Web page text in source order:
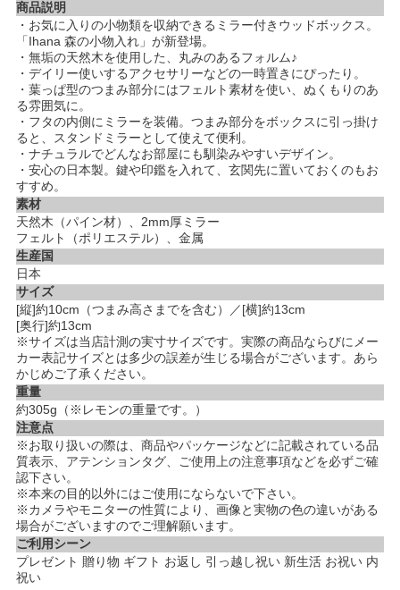
商品説明
・お気に入りの小物類を収納できるミラー付きウッドボックス。
「Ihana 森の小物入れ」が新登場。
・無垢の天然木を使用した、丸みのあるフォルム♪
・デイリー使いするアクセサリーなどの一時置きにぴったり。
・葉っぱ型のつまみ部分にはフェルト素材を使い、ぬくもりのあ
る雰囲気に。
・フタの内側にミラーを装備。つまみ部分をボックスに引っ掛け
ると、スタンドミラーとして使えて便利。
・ナチュラルでどんなお部屋にも馴染みやすいデザイン。
・安心の日本製。鍵や印鑑を入れて、玄関先に置いておくのもお
すすめ。
素材
天然木（パイン材）、2mm厚ミラー
フェルト（ポリエステル）、金属
生産国
日本
サイズ
[縦]約10cm（つまみ高さまでを含む）／[横]約13cm
[奥行]約13cm
※サイズは当店計測の実寸サイズです。実際の商品ならびにメー
カー表記サイズとは多少の誤差が生じる場合がございます。あら
かじめご了承ください。
重量
約305g（※レモンの重量です。）
注意点
※お取り扱いの際は、商品やパッケージなどに記載されている品
質表示、アテンションタグ、ご使用上の注意事項などを必ずご確
認下さい。
※本来の目的以外にはご使用にならないで下さい。
※カメラやモニターの性質により、画像と実物の色の違いがある
場合がございますのでご理解願います。
ご利用シーン
プレゼント 贈り物 ギフト お返し 引っ越し祝い 新生活 お祝い 内
祝い